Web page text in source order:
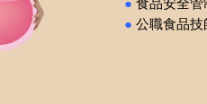
● 食品安全
● 公職食品